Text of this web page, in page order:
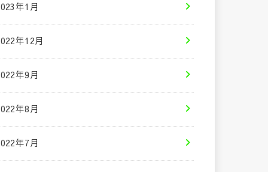
年1月
年12月
年9月
年8月
年7月